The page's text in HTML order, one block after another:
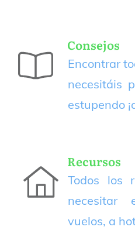
Consejos
Encontrar
necesitáis
estupendo
Recursos
Todos los
necesitar
vuelos, a